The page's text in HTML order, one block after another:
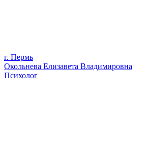
г. Пермь
Окольнева Елизавета Владимировна
Психолог